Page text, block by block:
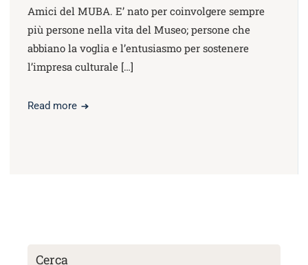
Amici del MUBA. E’ nato per coinvolgere sempre
più persone nella vita del Museo; persone che
abbiano la voglia e l’entusiasmo per sostenere
l’impresa culturale […]
Read more
Cerca